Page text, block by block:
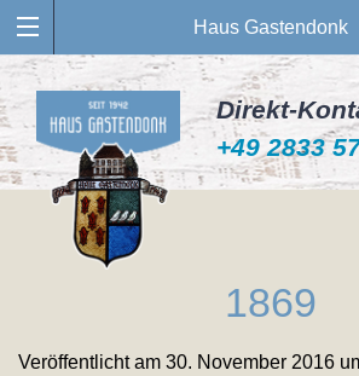
Haus Gastendonk
Direkt-
+49 2833
1869
Veröffentlicht am 30. November 2016